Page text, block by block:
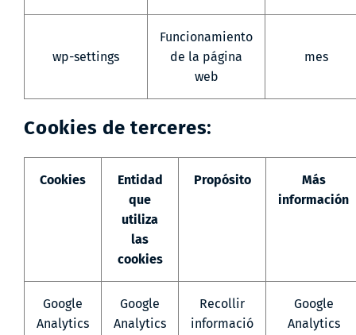
wp-settings
Funcionamiento
de la página
web
mes
Cookies de terceres:
Cookies
Entidad
que
utiliza
las
cookies
Propósito
Más
información
Google
Analytics
Google
Analytics
Recollir
informació
Google
Analytics